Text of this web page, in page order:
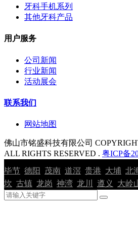
牙科手机系列
其他牙科产品
用户服务
公司新闻
行业新闻
活动展会
联系我们
网站地图
佛山市铭盛科技有限公司
ALL RIGHTS RESERVED . 粤ICP备
毕节 德阳 茂南 道滘 贵港 大埔 北
坎 古镇 龙岗 神湾 龙川 遵义 大岭